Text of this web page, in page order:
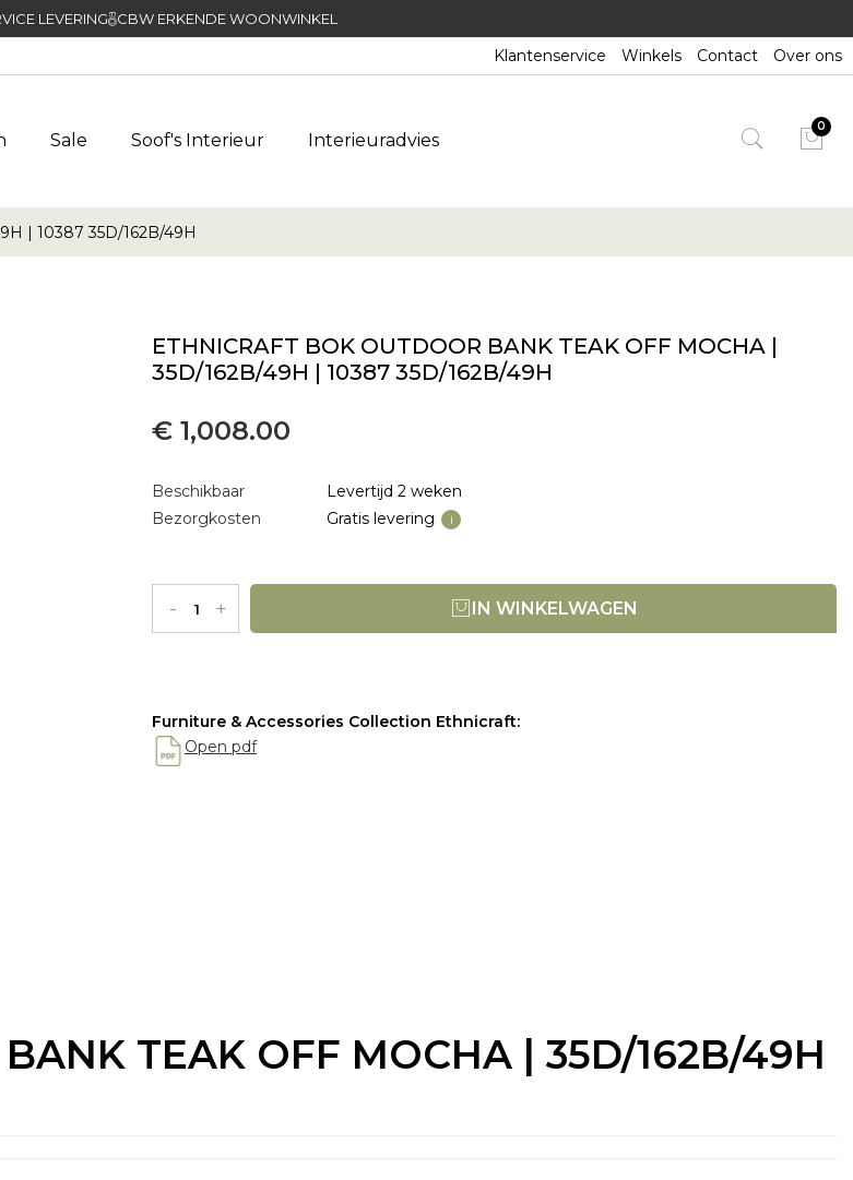
LEVERING CBW ERKENDE WOONWINKEL
Klantenservice Winkels Contact Over ons
Sale Soof's Interieur Interieuradvies
| 10387 35D/162B/49H
ETHNICRAFT BOK OUTDOOR BANK TEAK OFF MOCHA |
35D/162B/49H | 10387 35D/162B/49H
€ 1,008.00
Beschikbaar
Levertijd 2 weken
Bezorgkosten
Gratis levering i
- + IN WINKELWAGEN
Furniture & Accessories Collection Ethnicraft:
Open pdf
TEAK OFF MOCHA | 35D/162B/49H